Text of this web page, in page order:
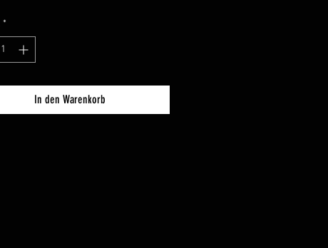
*
In den Warenkorb